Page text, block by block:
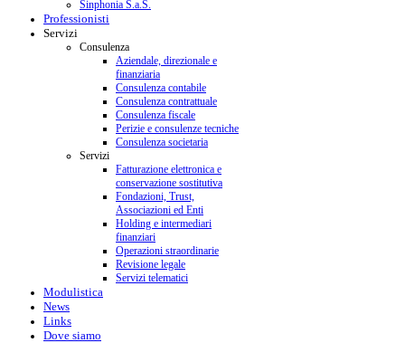
Sinphonia S.a.S.
Professionisti
Servizi
Consulenza
Aziendale, direzionale e
finanziaria
Consulenza contabile
Consulenza contrattuale
Consulenza fiscale
Perizie e consulenze tecniche
Consulenza societaria
Servizi
Fatturazione elettronica e
conservazione sostitutiva
Fondazioni, Trust,
Associazioni ed Enti
Holding e intermediari
finanziari
Operazioni straordinarie
Revisione legale
Servizi telematici
Modulistica
News
Links
Dove siamo